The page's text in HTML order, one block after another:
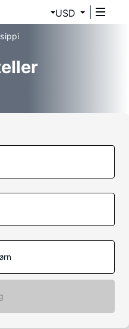
USD